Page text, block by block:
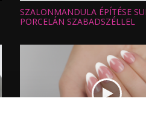
információk
Hossz:
Nézettség:
SZALONMANDULA ÉPÍTÉSE
PORCELÁN SZABADSZÉLLEL